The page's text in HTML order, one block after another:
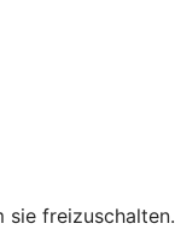
sie freizuschalten.